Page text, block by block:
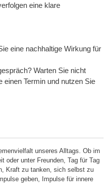
eine klare
eine nachhaltige Wirkung für
Warten Sie nicht
einen Termin und nutzen Sie
unseres Alltags. Ob im
oder unter Freunden, Tag für Tag
Kraft zu tanken, sich selbst zu
geben, Impulse für innere